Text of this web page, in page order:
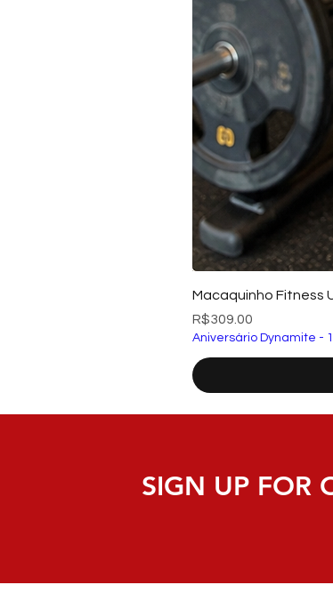
Macaquinho Fitness
Price
R$309.00
Aniversário Dynamite -
SIGN UP FOR